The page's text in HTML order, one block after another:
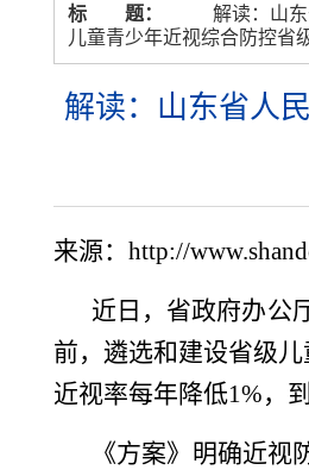
标 题：
解读：山
儿童青少年近视综合防控省
解读：山东省人
来源：http://
近日，省政府办公
前，遴选和建设省级
近视率每年降低1%，
《方案》明确近